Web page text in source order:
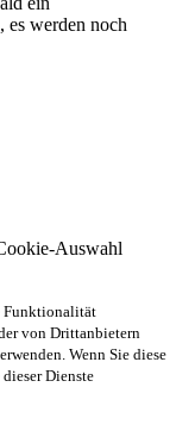
es werden noch
Auswahl
Funktionalität
von Drittanbietern
Wenn Sie diese
Dienste